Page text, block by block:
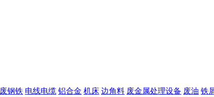
废钢铁 电线电缆 铝合金 机床 边角料 废金属处理设备 废油 铁